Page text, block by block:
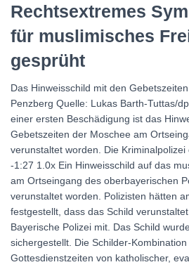
Rechtsextremes
für muslimisches
gesprüht
Das Hinweisschild mit den
Penzberg Quelle: Lukas Barth-Tuttas/
einer ersten Beschädigung ist das
Gebetszeiten der Moschee am
verunstaltet worden. Die
-1:27 1.0x Ein Hinweisschild auf das
am Ortseingang des oberbayerischen
verunstaltet worden. Polizisten hätten
festgestellt, dass das Schild
Bayerische Polizei mit. Das Schild
sichergestellt. Die Schilder-Kombination
Gottesdienstzeiten von katholischer,